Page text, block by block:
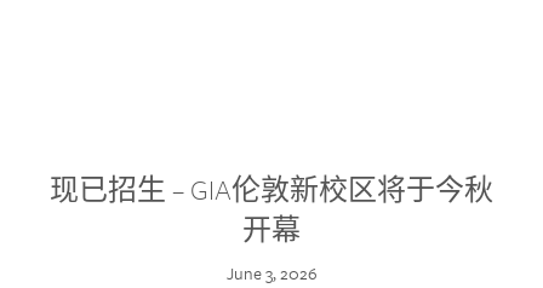
现已招生 – GIA伦敦新校区将于今秋
开幕
June 3, 2026